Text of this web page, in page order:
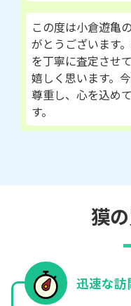
この度は小倉遊亀
がとうございます
を丁寧に査定させ
嬉しく思います。
尊重し、心を込め
す。
獏
迅速な訪